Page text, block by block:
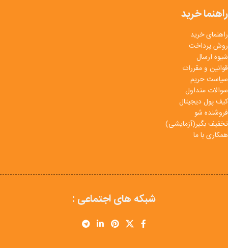
راهنما خرید
راهنمای خرید
روش پرداخت
شیوه ارسال
قوانین و مقررات
سیاست حریم
سوالات متداول
کیف پول دیجیتال
فروشنده شو
تخفیف بگیر(آزمایشی)
همکاری با ما
شبکه های اجتماعی :